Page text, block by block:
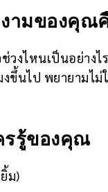
ามของคุณ
งไหนเป็นอย่างไ
ขึ้นไป พยายามไม่
รรู้ของคุณ
ม)